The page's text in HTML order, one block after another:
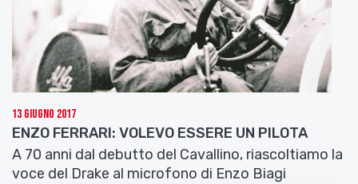
13 Giugno 2017
ENZO FERRARI: VOLEVO ESSERE UN PILOTA
A 70 anni dal debutto del Cavallino, riascoltiamo la
voce del Drake al microfono di Enzo Biagi